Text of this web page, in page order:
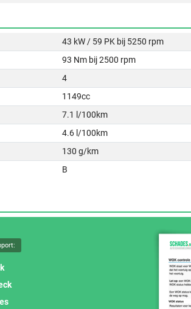
43 kW / 59 PK bij 5250 rpm
93 Nm bij 2500 rpm
4
1149cc
7.1 l/100km
4.6 l/100km
130 g/km
B